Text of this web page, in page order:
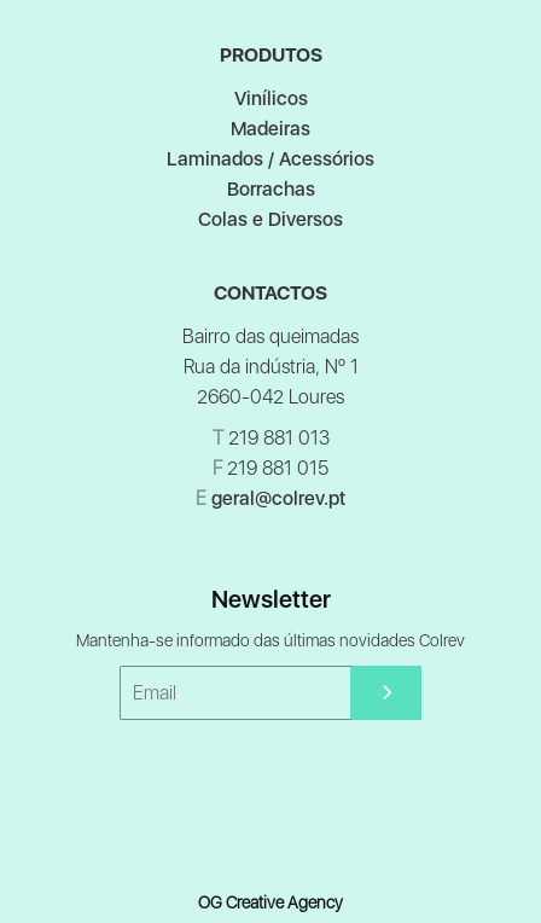
PRODUTOS
Vinílicos
Madeiras
Laminados / Acessórios
Borrachas
Colas e Diversos
CONTACTOS
Bairro das queimadas
Rua da indústria, Nº 1
2660-042 Loures
T219 881 013
F219 881 015
E geral@colrev.pt
Newsletter
Mantenha-se informado das últimas novidades Colrev
OG Creative Agency